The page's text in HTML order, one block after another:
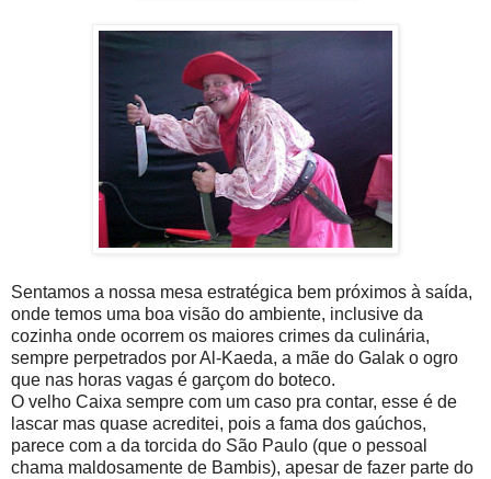
Sentamos a nossa mesa estratégica bem próximos à saída,
onde temos uma boa visão do ambiente, inclusive da
cozinha onde ocorrem os maiores crimes da culinária,
sempre perpetrados por Al-Kaeda, a mãe do Galak o ogro
que nas horas vagas é garçom do boteco.
O velho Caixa sempre com um caso pra contar, esse é de
lascar mas quase acreditei, pois a fama dos gaúchos,
parece com a da torcida do São Paulo (que o pessoal
chama maldosamente de Bambis), apesar de fazer parte do